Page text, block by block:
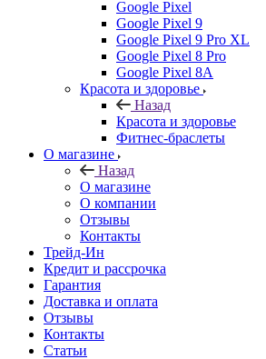
Google Pixel
Google Pixel 9
Google Pixel 9 Pro XL
Google Pixel 8 Pro
Google Pixel 8A
Красота и здоровье
Назад
Красота и здоровье
Фитнес-браслеты
О магазине
Назад
О магазине
О компании
Отзывы
Контакты
Трейд-Ин
Кредит и рассрочка
Гарантия
Доставка и оплата
Отзывы
Контакты
Статьи